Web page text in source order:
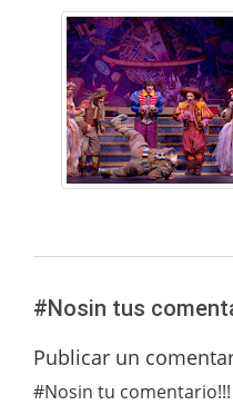
#Nosin tus
Publicar un
#Nosin tu comentario!!!